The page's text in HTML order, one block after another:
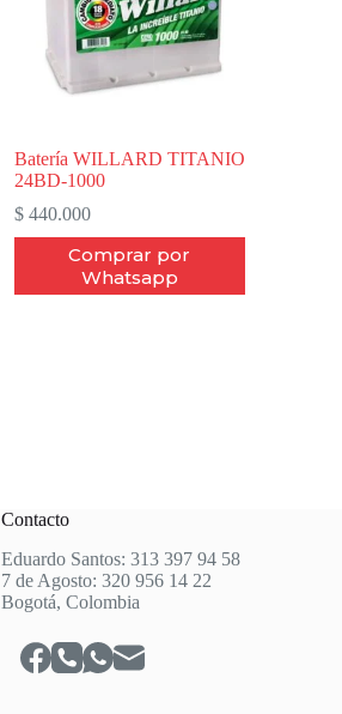
Batería WILLARD TITANIO
24BD-1000
$440.000
Comprar por
Whatsapp
Contacto
Eduardo Santos: 313 397 94 58
7 de Agosto: 320 956 14 22
Bogotá, Colombia